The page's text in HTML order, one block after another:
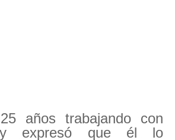
años trabajando con
y expresó que él lo